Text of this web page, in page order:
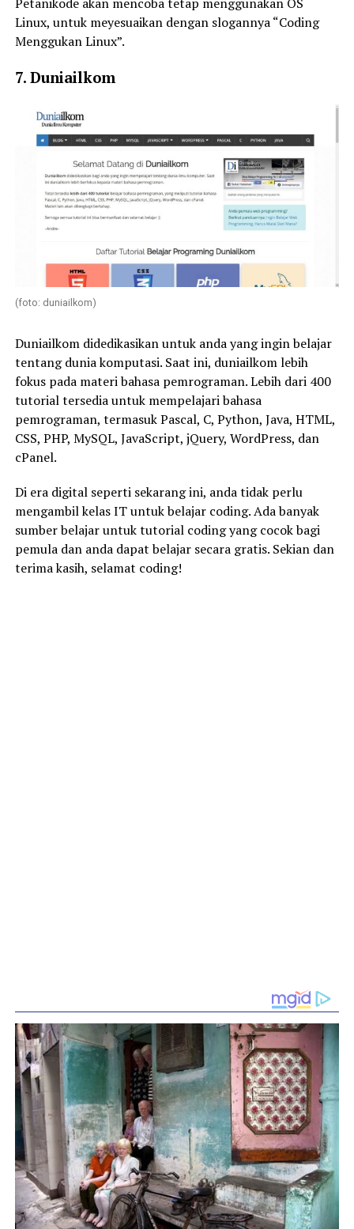
Linux, untuk meyesuaikan dengan slogannya “Coding
Menggukan Linux”.
7. Duniailkom
(foto: duniailkom)
Duniailkom didedikasikan untuk anda yang ingin belajar
tentang dunia komputasi. Saat ini, duniailkom lebih
fokus pada materi bahasa pemrograman. Lebih dari 400
tutorial tersedia untuk mempelajari bahasa
pemrograman, termasuk Pascal, C, Python, Java, HTML,
CSS, PHP, MySQL, JavaScript, jQuery, WordPress, dan
cPanel.
Di era digital seperti sekarang ini, anda tidak perlu
mengambil kelas IT untuk belajar coding. Ada banyak
sumber belajar untuk tutorial coding yang cocok bagi
pemula dan anda dapat belajar secara gratis. Sekian dan
terima kasih, selamat coding!